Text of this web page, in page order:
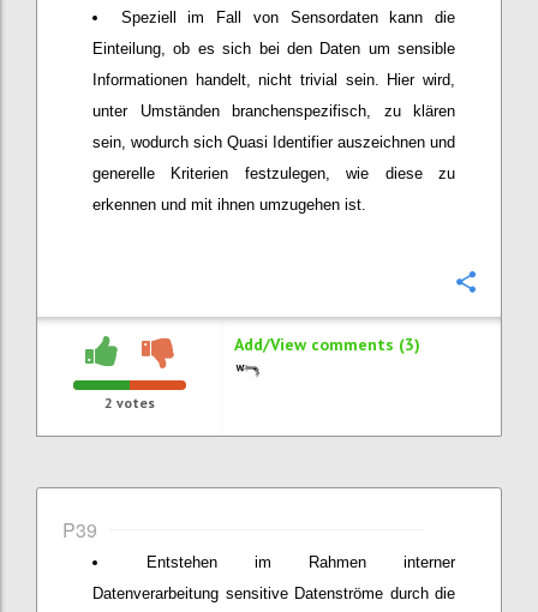
Speziell im Fall von Sensordaten kann die
Einteilung, ob es sich bei den Daten um sensible
Informationen handelt, nicht trivial sein. Hier wird,
unter Umständen branchenspezifisch, zu klären
sein, wodurch sich Quasi Identifier auszeichnen und
generelle Kriterien festzulegen, wie diese zu
erkennen und mit ihnen umzugehen ist.
2 votes
Add/View comments (3)
P39
Entstehen im Rahmen interner
Datenverarbeitung sensitive Datenströme durch die